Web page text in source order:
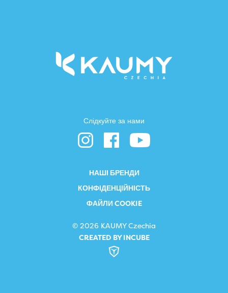
Слідкуйте за нами
НАШІ БРЕНДИ
КОНФІДЕНЦІЙНІСТЬ
ФАЙЛИ COOKIE
© 2026 KAUMY Czechia
CREATED BY INCUBE